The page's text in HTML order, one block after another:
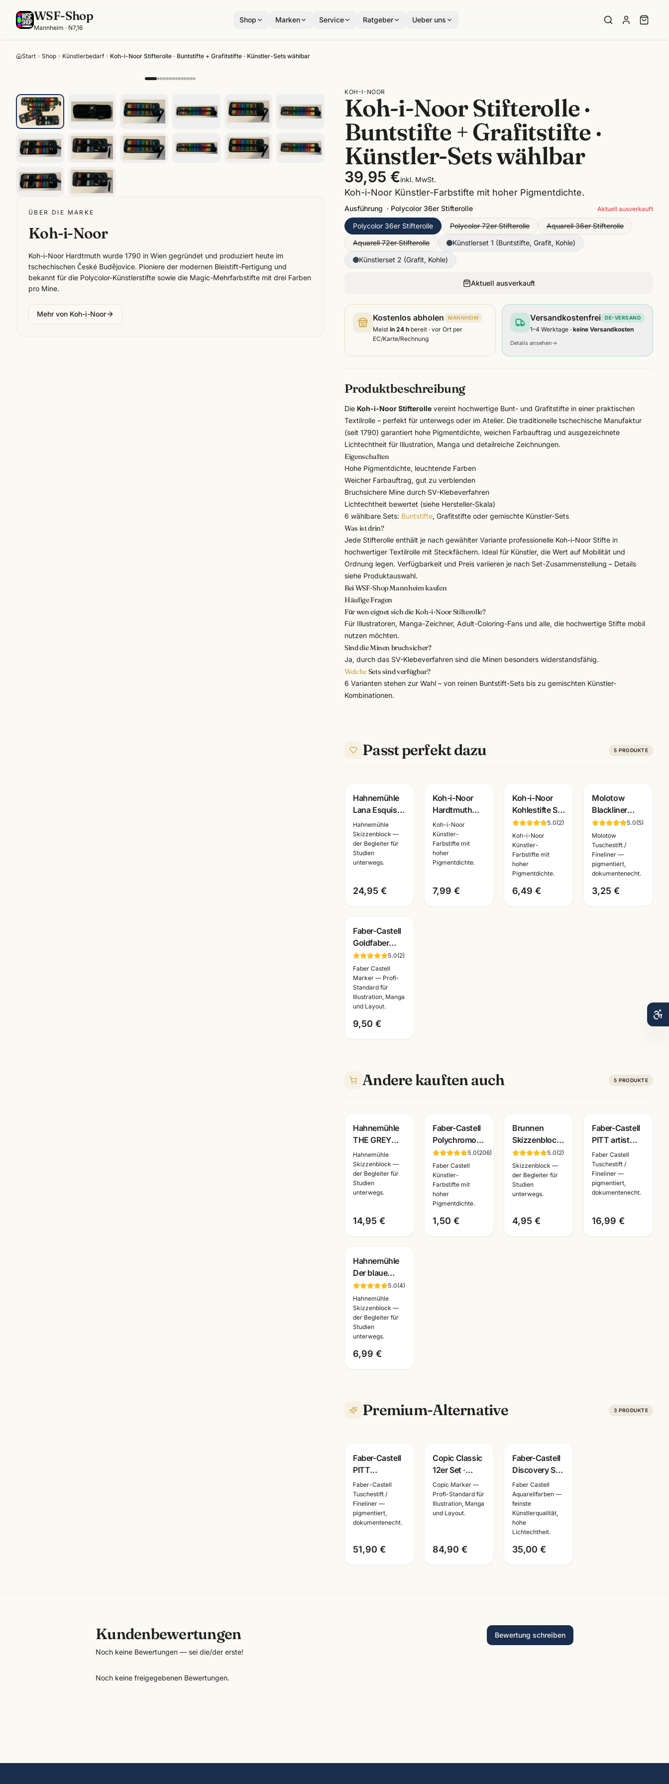
WSF-Shop
Mannheim · N7,16
Shop Marken Service Ratgeber Ueber uns
Start Shop Künstlerbedarf Koh-i-Noor Stifterolle · Buntstifte + Grafitstifte · Künstler-Sets wählbar
ÜBER DIE MARKE
Koh-i-Noor
Koh-i-Noor Hardtmuth wurde 1790 in Wien gegründet und produziert heute im
tschechischen České Budějovice. Pioniere der modernen Bleistift-Fertigung und
bekannt für die Polycolor-Künstlerstifte sowie die Magic-Mehrfarbstifte mit drei Farben
pro Mine.
Mehr von Koh-i-Noor
KOH-I-NOOR
Koh-i-Noor Stifterolle ·
Buntstifte + Grafitstifte ·
Künstler-Sets wählbar
39,95 €inkl. MwSt.
Koh-i-Noor Künstler-Farbstifte mit hoher Pigmentdichte.
Ausführung · Polycolor 36er Stifterolle Aktuell ausverkauft
Polycolor 36er Stifterolle Polycolor 72er Stifterolle
Aquarell 36er Stifterolle
Aquarell 72er Stifterolle
Künstlerset 1 (Buntstifte, Grafit, Kohle)
Künstlerset 2 (Grafit, Kohle)
Aktuell ausverkauft
Kostenlos abholen MANNHEIM
Meist in 24 h bereit · vor Ort per
EC/Karte/Rechnung
Versandkostenfrei DE-VERSAND
1–4 Werktage · keine Versandkosten
Details ansehen→
Produktbeschreibung
Die Koh-i-Noor Stifterolle vereint hochwertige Bunt- und Grafitstifte in einer praktischen
Textilrolle – perfekt für unterwegs oder im Atelier. Die traditionelle tschechische Manufaktur
(seit 1790) garantiert hohe Pigmentdichte, weichen Farbauftrag und ausgezeichnete
Lichtechtheit für Illustration, Manga und detailreiche Zeichnungen.
Eigenschaften
Hohe Pigmentdichte, leuchtende Farben
Weicher Farbauftrag, gut zu verblenden
Bruchsichere Mine durch SV-Klebeverfahren
Lichtechtheit bewertet (siehe Hersteller-Skala)
6 wählbare Sets: Buntstifte, Grafitstifte oder gemischte Künstler-Sets
Was ist drin?
Jede Stifterolle enthält je nach gewählter Variante professionelle Koh-i-Noor Stifte in
hochwertiger Textilrolle mit Steckfächern. Ideal für Künstler, die Wert auf Mobilität und
Ordnung legen. Verfügbarkeit und Preis variieren je nach Set-Zusammenstellung – Details
siehe Produktauswahl.
Bei WSF-Shop Mannheim kaufen
Häufige Fragen
Für wen eignet sich die Koh-i-Noor Stifterolle?
Für Illustratoren, Manga-Zeichner, Adult-Coloring-Fans und alle, die hochwertige Stifte mobil
nutzen möchten.
Sind die Minen bruchsicher?
Ja, durch das SV-Klebeverfahren sind die Minen besonders widerstandsfähig.
WelcheSets sind verfügbar?
6 Varianten stehen zur Wahl – von reinen Buntstift-Sets bis zu gemischten Künstler-
Kombinationen.
Passt perfekt dazu 5 PRODUKTE
Hahnemühle
Lana Esquisse
Skizzenblock
96g · A3/A4 ·
Künstlerbedarf
Mannheim
Hahnemühle
Skizzenblock —
der Begleiter für
Studien
unterwegs.
24,95 €
Koh-i-Noor
Hardtmuth
Grafitbloecke ·
Zeichenkohle
Sets ·
Künstlerbedarf
Koh-i-Noor
Künstler-
Farbstifte mit
hoher
Pigmentdichte.
7,99 €
Koh-i-Noor
Kohlestifte Set
3-teilig ·
Reiskohle
weiss +
schwarz ·
Künstlerbedarf
5.0(2)
Koh-i-Noor
Künstler-
Farbstifte mit
hoher
Pigmentdichte.
6,49 €
Molotow
Blackliner
Fineliner
schwarz ·
pigmentiert +
dokumentenecht
·
5.0(5)
Molotow
Tuschestift /
Fineliner —
pigmentiert,
dokumentenecht.
3,25 €
Faber-Castell
Goldfaber
Zeichenset ·
Kohle + Grafit
Bleistifte ·
Künstlerbedarf
Mannheim
5.0(2)
Faber Castell
Marker — Profi-
Standard für
Illustration, Manga
und Layout.
9,50 €
Andere kauften auch 5 PRODUKTE
Hahnemühle
THE GREY
BOOK
Skizzenbuch
120g · A4/A5
graues
Hahnemühle
Skizzenblock —
der Begleiter für
Studien
unterwegs.
14,95 €
Faber-Castell
Polychromos
Künstlerfarbstifte
· Einzelstift
alle Farben ·
Mannheim
5.0(206)
Faber Castell
Künstler-
Farbstifte mit
hoher
Pigmentdichte.
1,50 €
Brunnen
Skizzenblock
110g · DIN
A2/A3/A4/A5/A6
wählbar ·
Künstlerbedarf
Mannheim
5.0(2)
Skizzenblock —
der Begleiter für
Studien
unterwegs.
4,95 €
Faber-Castell
PITT artist
pen 6er Set
schwarz ·
Tuschestifte
dokumentenecht
Faber Castell
Tuschestift /
Fineliner —
pigmentiert,
dokumentenecht.
16,99 €
Hahnemühle
Der blaue
Block
Skizzenblock
190g ·
A2/A3/A4/A5
·
Mannheim
5.0(4)
Hahnemühle
Skizzenblock —
der Begleiter für
Studien
unterwegs.
6,99 €
Premium-Alternative 3 PRODUKTE
Faber-Castell
PITT
Monochrome
Set gross ·
Metalletui ·
Zeichenset
Faber-Castell
Tuschestift /
Fineliner —
pigmentiert,
dokumentenecht.
51,90 €
Copic Classic
12er Set ·
Grautöne oder
Hauttöne ·
Marker für
Illustration &
Copic Marker —
Profi-Standard für
Illustration, Manga
und Layout.
84,90 €
Faber-Castell
Discovery Set
· Aquarell oder
Trockentechnik
wählbar ·
Künstlerbedarf
Faber Castell
Aquarellfarben —
feinste
Künstlerqualität,
hohe
Lichtechtheit.
35,00 €
Kundenbewertungen
Noch keine Bewertungen — sei die/der erste!
Bewertung schreiben
Noch keine freigegebenen Bewertungen.